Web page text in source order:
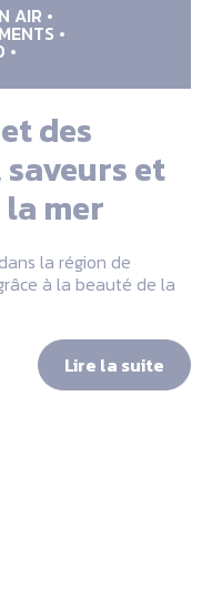
AIR
des
et
mer
la région de
à la beauté de la
Lire la suite